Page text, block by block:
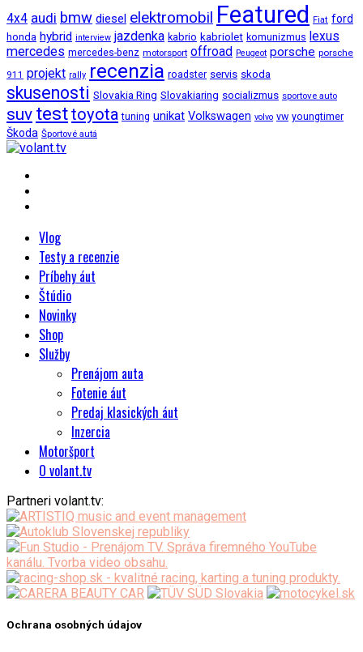
4x4 audi bmw diesel elektromobil Featured Fiat ford
honda hybrid interview jazdenka kabrio kabriolet komunizmus lexus
mercedes mercedes-benz motorsport offroad Peugeot porsche porsche
911 projekt rally recenzia roadster servis skoda
skusenosti Slovakia Ring Slovakiaring socializmus sportove auto
suv testtoyota tuning unikat Volkswagen volvo vw youngtimer
Škoda Športové autá
Vlog
Testy a recenzie
Príbehy áut
Štúdio
Novinky
Shop
Služby
Prenájom auta
Fotenie áut
Predaj klasických áut
Inzercia
Motoršport
O volant.tv
Partneri volant.tv:
Ochrana osobných údajov